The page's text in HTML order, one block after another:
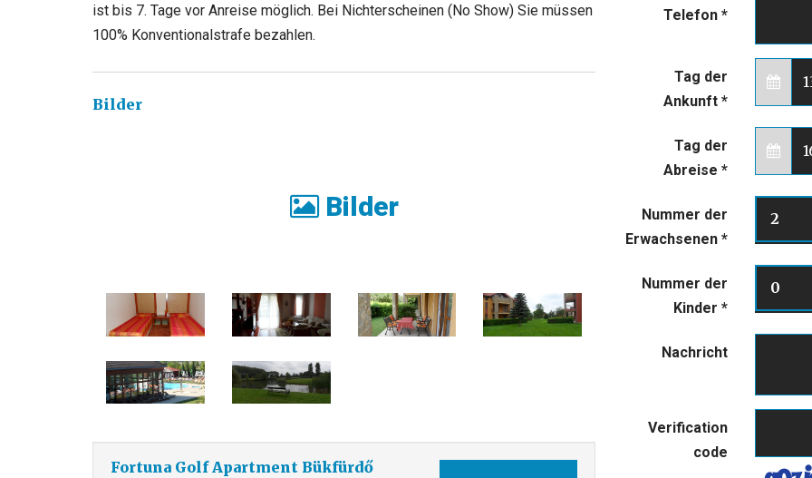
ist bis 7. Tage vor Anreise möglich. Bei Nichterscheinen (No Show) Sie müssen
100% Konventionalstrafe bezahlen.
Bilder
Bilder
Fortuna Golf Apartment Bükfürdő
Telefon*
Tag der
Ankunft*
Tag der
Abreise*
Nummer der
Erwachsenen*
2
Nummer der
Kinder*
0
Nachricht
Verification
code